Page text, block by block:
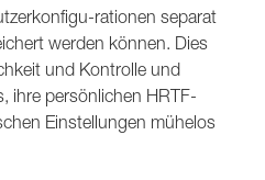
rationen separat
werden können. Dies
und Kontrolle und
ihre persönlichen HRTF-
Einstellungen mühelos